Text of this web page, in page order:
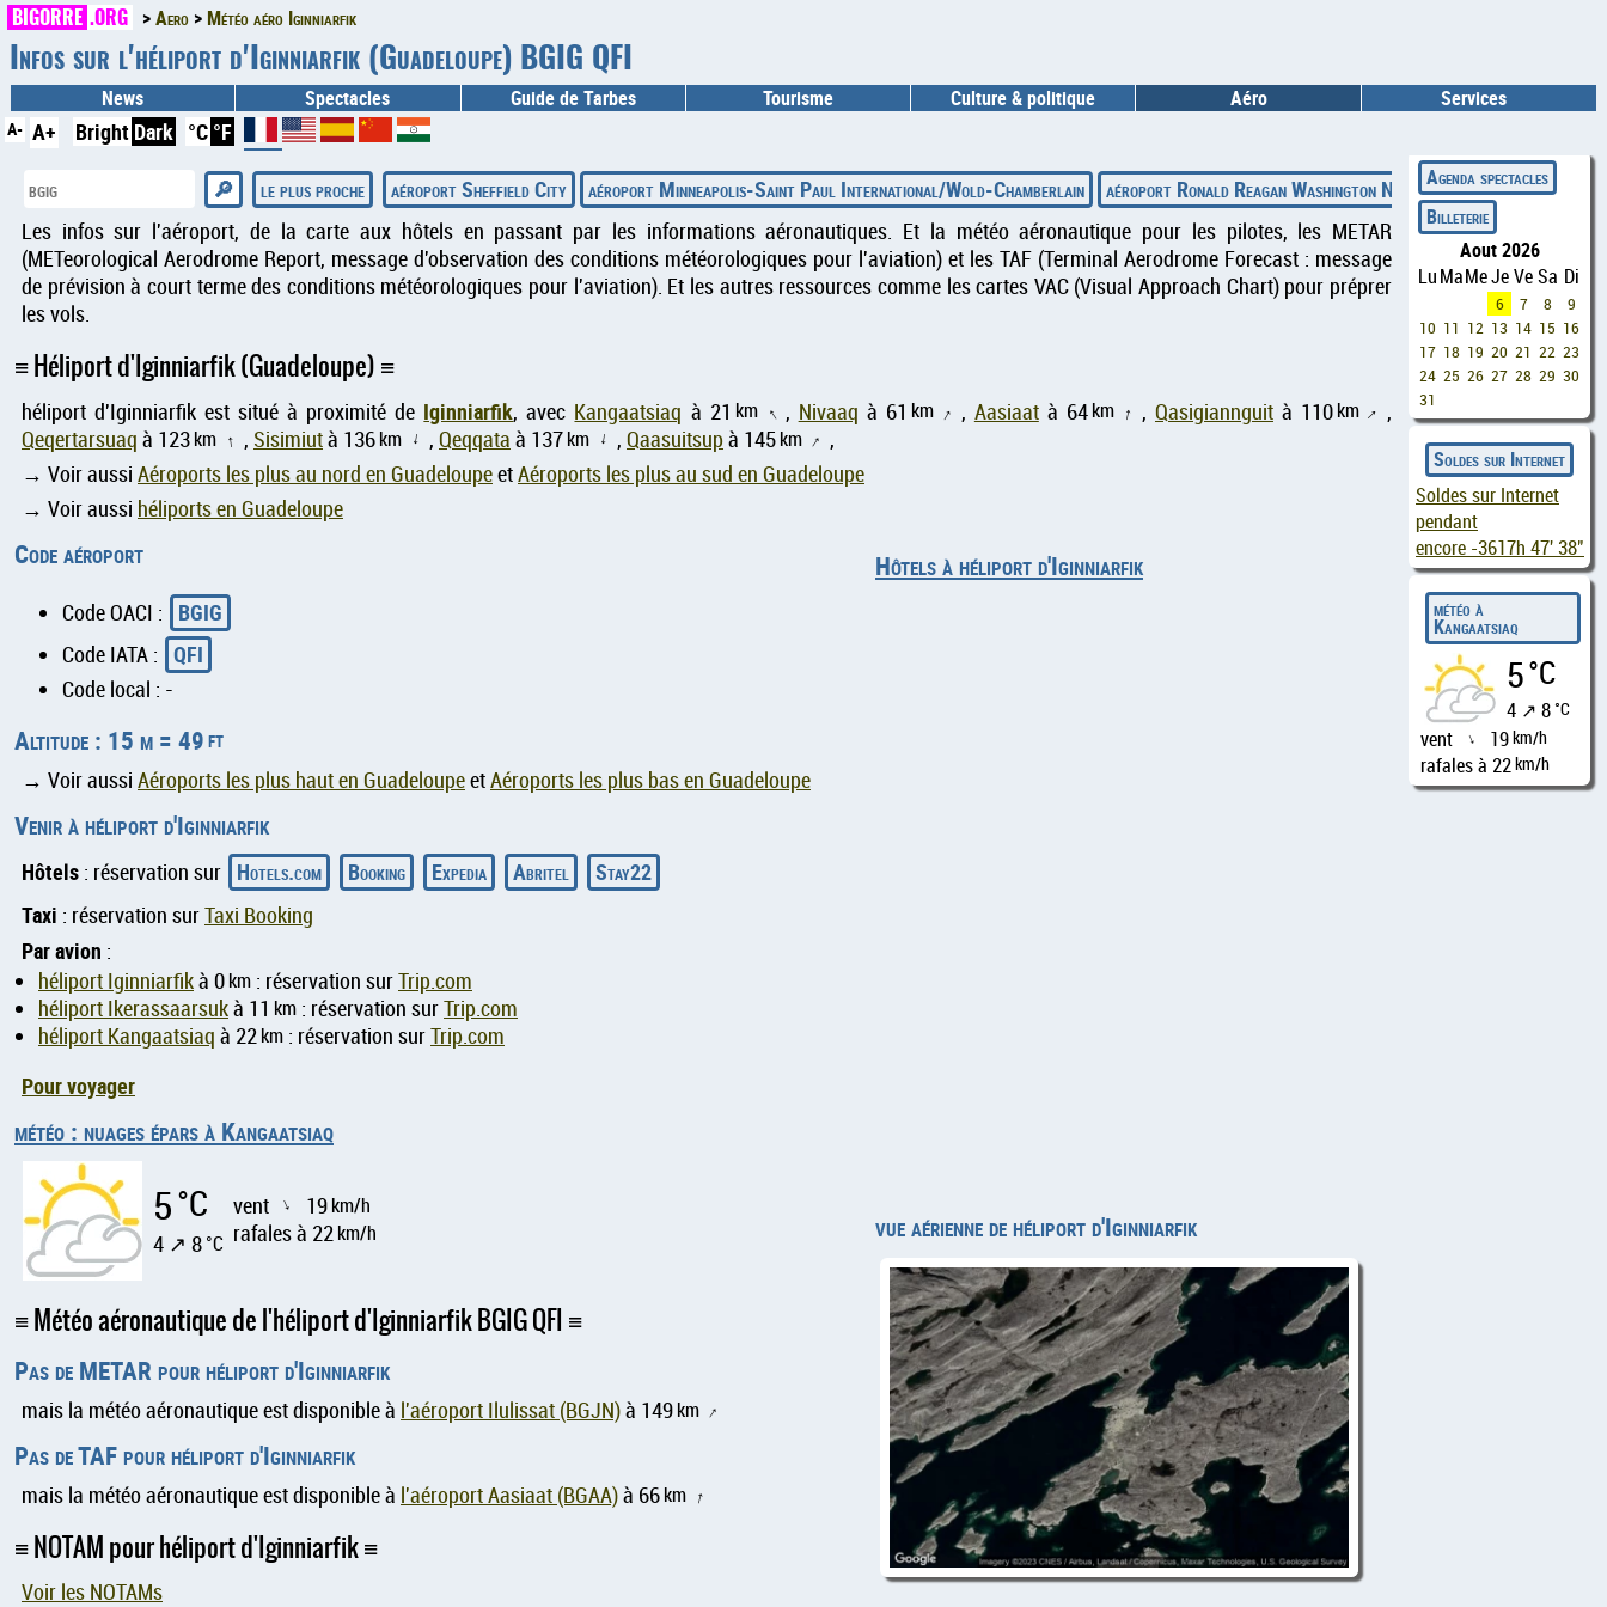
BIGORRE .ORG Aero Météo aéro Iginniarfik
Infos sur l'héliport d'Iginniarfik (Guadeloupe) BGIG QFI
News Spectacles Guide de Tarbes Tourisme Culture & politique Aéro Services
A- A+ Bright Dark °C °F
le plus proche
aéroport Sheffield City aéroport Minneapolis-Saint Paul International/Wold-Chamberlain aéroport Ronald Reagan Washington National aéroport Mc
Les infos sur l'aéroport, de la carte aux hôtels en passant par les informations aéronautiques. Et la météo aéronautique pour les pilotes, les METAR
(METeorological Aerodrome Report, message d'observation des conditions météorologiques pour l'aviation) et les TAF (Terminal Aerodrome Forecast : message
de prévision à court terme des conditions météorologiques pour l'aviation). Et les autres ressources comme les cartes VAC (Visual Approach Chart) pour préprer
les vols.
Héliport d'Iginniarfik (Guadeloupe)
héliport d'Iginniarfik est situé à proximité de Iginniarfik, avec Kangaatsiaq à 21 km ↑ , Nivaaq à 61 km ↑ , Aasiaatà 64km ↑ , Qasigiannguità 110km ↑ ,
Qeqertarsuaq à 123km ↑ , Sisimiutà 136km ↑ , Qeqqata à 137km ↑ , Qaasuitsupà 145km ↑ ,
→ Voir aussi Aéroports les plus au nord en GuadeloupeetAéroports les plus au sud en Guadeloupe
→ Voir aussi héliports en Guadeloupe
Hôtels à héliport d'Iginniarfik
vue aérienne de héliport d'Iginniarfik
Code aéroport
Code OACI : BGIG
Code IATA : QFI
Code local : -
Altitude : 15 m = 49ft
→ Voir aussi Aéroports les plus haut en GuadeloupeetAéroports les plus bas en Guadeloupe
Venir à héliport d'Iginniarfik
Hôtels : réservation sur Hotels.com Booking Expedia Abritel
Stay22
Taxi : réservation surTaxi Booking
Par avion :
héliport Iginniarfikà 0km : réservation surTrip.com
héliport Ikerassaarsukà 11 km : réservation surTrip.com
héliport Kangaatsiaq à 22km : réservation surTrip.com
Pour voyager
météo : nuages épars à Kangaatsiaq
5°C
4 ↗ 8°C
vent ↑ 19km/h
rafales à 22km/h
Météo aéronautique de l'héliport d'Iginniarfik BGIG QFI
Pas de METAR pour héliport d'Iginniarfik
mais la météo aéronautique est disponible à l'aéroport Ilulissat (BGJN)à 149km ↑
Pas de TAF pour héliport d'Iginniarfik
mais la météo aéronautique est disponible à l'aéroport Aasiaat (BGAA)à 66km ↑
NOTAM pour héliport d'Iginniarfik
Voir les NOTAMs
◄
Agenda spectacles
Billeterie
Aout 2026
LuMaMeJe VeSa Di
6 7 8
9
10 11 12 13 14 15 16
17 18 19 20 21 22 23
24 25 26 27 28 29 30
31
Soldes sur Internet
Soldes sur Internet
pendant
encore -3617h 47' 37"
météo à
Kangaatsiaq
5°C
4 ↗ 8°C
vent ↑ 19km/h
rafales à 22km/h